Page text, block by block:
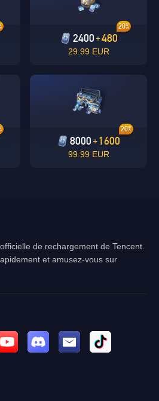
2400+480
20%
29.99 EUR
8000+1600
20%
99.99 EUR
de rechargement de Tencent.
et amusez-vous sur